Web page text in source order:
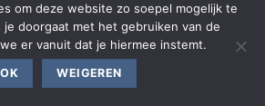
om deze website zo soepel mogelijk te
je doorgaat met het gebruiken van de
er vanuit dat je hiermee instemt.
OK WEIGEREN